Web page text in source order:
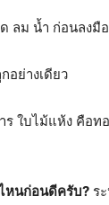
ลม น้ำ ก่อนลงมือ
อย่างเดียว
ร ใบไม้แห้ง คือท
หนก่อนดีครับ? ร